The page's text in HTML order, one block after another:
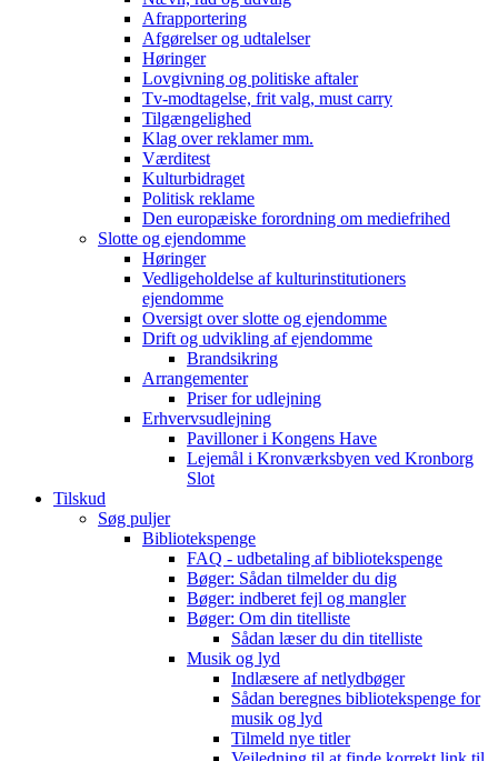
Afrapportering
Afgørelser og udtalelser
Høringer
Lovgivning og politiske aftaler
Tv-modtagelse, frit valg, must carry
Tilgængelighed
Klag over reklamer mm.
Værditest
Kulturbidraget
Politisk reklame
Den europæiske forordning om mediefrihed
Slotte og ejendomme
Høringer
Vedligeholdelse af kulturinstitutioners
ejendomme
Oversigt over slotte og ejendomme
Drift og udvikling af ejendomme
Brandsikring
Arrangementer
Priser for udlejning
Erhvervsudlejning
Pavilloner i Kongens Have
Lejemål i Kronværksbyen ved Kronborg
Slot
Tilskud
Søg puljer
Bibliotekspenge
FAQ - udbetaling af bibliotekspenge
Bøger: Sådan tilmelder du dig
Bøger: indberet fejl og mangler
Bøger: Om din titelliste
Sådan læser du din titelliste
Musik og lyd
Indlæsere af netlydbøger
Sådan beregnes bibliotekspenge for
musik og lyd
Tilmeld nye titler